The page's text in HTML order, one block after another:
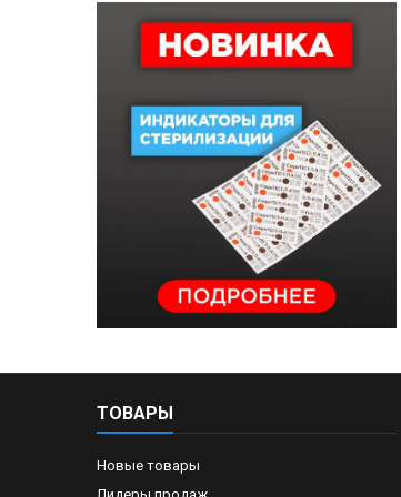
ТОВАРЫ
Новые товары